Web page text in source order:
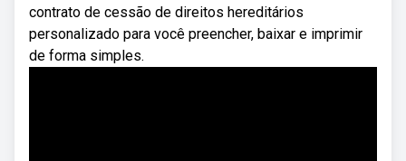
contrato de cessão de direitos hereditários
personalizado para você preencher, baixar e imprimir
de forma simples.